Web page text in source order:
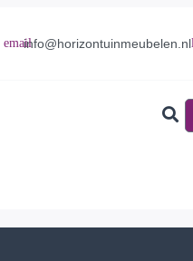
info@horizontuinmeubelen.nl